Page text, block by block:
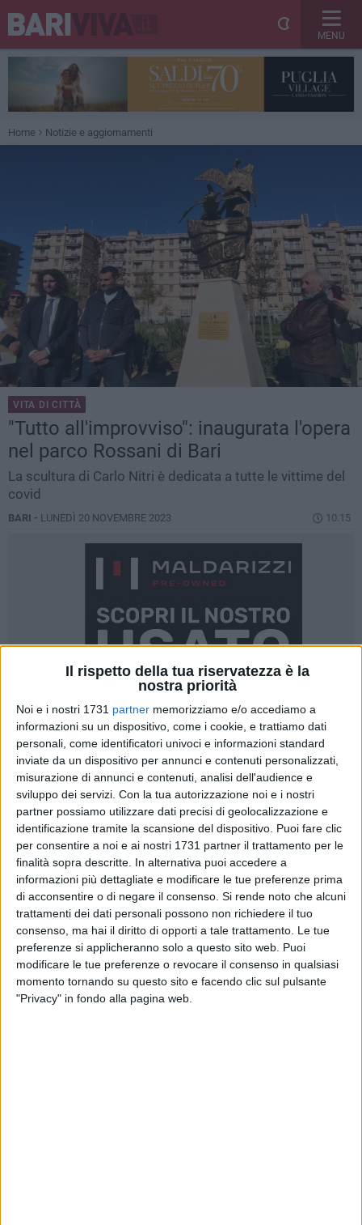
Il rispetto della tua riservatezza è la
nostra priorità
Noi e i nostri 1731 partner memorizziamo e/o accediamo a
informazioni su un dispositivo, come i cookie, e trattiamo dati
personali, come identificatori univoci e informazioni standard
inviate da un dispositivo per annunci e contenuti personalizzati,
misurazione di annunci e contenuti, analisi dell'audience e
sviluppo dei servizi. Con la tua autorizzazione noi e i nostri
partner possiamo utilizzare dati precisi di geolocalizzazione e
identificazione tramite la scansione del dispositivo. Puoi fare clic
per consentire a noi e ai nostri 1731 partner il trattamento per le
finalità sopra descritte. In alternativa puoi accedere a
informazioni più dettagliate e modificare le tue preferenze prima
di acconsentire o di negare il consenso. Si rende noto che alcuni
trattamenti dei dati personali possono non richiedere il tuo
consenso, ma hai il diritto di opporti a tale trattamento. Le tue
preferenze si applicheranno solo a questo sito web. Puoi
modificare le tue preferenze o revocare il consenso in qualsiasi
momento tornando su questo sito e facendo clic sul pulsante
"Privacy" in fondo alla pagina web.
MENU
Home Notizie e aggiornamenti
VITA DI CITTÀ
"Tutto all'improvviso": inaugurata l'opera
nel parco Rossani di Bari
La scultura di Carlo Nitri è dedicata a tutte le vittime del
covid
BARI - LUNEDÌ 20 NOVEMBRE 2023 10.15
1
Tutto all'improvviso" è il nome dell'opera che è stata
inaugurata nella mattinata di ieri nelparco Rossani
"Una scultura dedicata a tutte levittime del covid, che
l'artistaCarlo Nitri ha voluto regalare alla città - ha
dichiarato il sindaco,
Antonio Decaro
- un momento
importante, in un parco che è il simbolo della rinascitanel
cuore della città, che dà luogo chiuso ora è aperto e tutto da
vivere, in cui la domenica mattina tante famiglie si